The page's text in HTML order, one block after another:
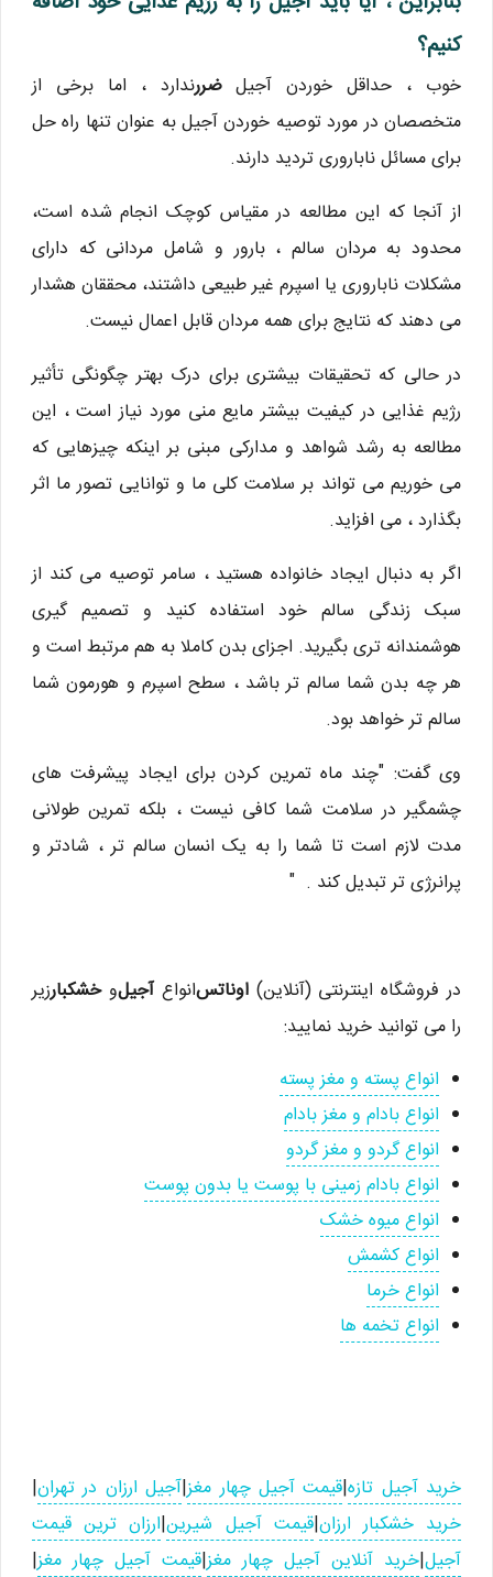
کنیم؟
خوب ، حداقل خوردن آجیلضررندارد ، اما برخی از
متخصصان در مورد توصیه خوردن آجیل به عنوان تنها راه حل
برای مسائل ناباروری تردید دارند.
از آنجا که این مطالعه در مقیاس کوچک انجام شده است،
محدود به مردان سالم ، بارور و شامل مردانی که دارای
مشکلات ناباروری یا اسپرم غیر طبیعی داشتند، محققان هشدار
می دهند که نتایج برای همه مردان قابل اعمال نیست.
در حالی که تحقیقات بیشتری برای درک بهتر چگونگی تأثیر
رژیم غذایی در کیفیت بیشتر مایع منی مورد نیاز است ، این
مطالعه به رشد شواهد و مدارکی مبنی بر اینکه چیزهایی که
می خوریم می تواند بر سلامت کلی ما و توانایی تصور ما اثر
بگذارد ، می افزاید.
اگر به دنبال ایجاد خانواده هستید ، سامر توصیه می کند از
سبک زندگی سالم خود استفاده کنید و تصمیم گیری
هوشمندانه تری بگیرید. اجزای بدن کاملا به هم مرتبط است و
هر چه بدن شما سالم تر باشد ، سطح اسپرم و هورمون شما
سالم تر خواهد بود.
وی گفت: "چند ماه تمرین کردن برای ایجاد پیشرفت های
چشمگیر در سلامت شما کافی نیست ، بلکه تمرین طولانی
مدت لازم است تا شما را به یک انسان سالم تر ، شادتر و
پرانرژی تر تبدیل کند . "
در فروشگاه اینترنتی (آنلاین)اوناتسانواعآجیلوخشکبارزیر
را می توانید خرید نمایید:
انواع پسته و مغز پسته
انواع بادام و مغز بادام
انواع گردو و مغز گردو
انواع بادام زمینی با پوست یا بدون پوست
انواع میوه خشک
انواع کشمش
انواع خرما
انواع تخمه ها
خرید آجیل تازه|قیمت آجیل چهار مغز|آجیل ارزان در تهران|
خرید خشکبار ارزان|قیمت آجیل شیرین|ارزان ترین قیمت
آجیل|خرید آنلاین آجیل چهار مغز|قیمت آجیل چهار مغز|